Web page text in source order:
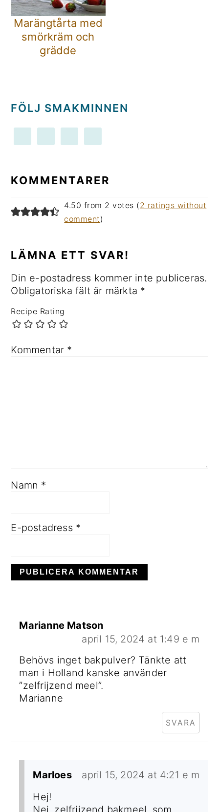
Marängtårta med
smörkräm och
grädde
FÖLJ SMAKMINNEN
KOMMENTARER
4.50 from 2 votes (2 ratings without
comment)
LÄMNA ETT SVAR!
Din e-postadress kommer inte publiceras.
Obligatoriska fält är märkta *
Recipe Rating
Kommentar *
Namn *
E-postadress *
Marianne Matson
april 15, 2024 at 1:49 e m
Behövs inget bakpulver? Tänkte att
man i Holland kanske använder
”zelfrijzend meel”.
Marianne
SVARA
Marloes
april 15, 2024 at 4:21 e m
Hej!
Nej, zelfrijzend bakmeel, som